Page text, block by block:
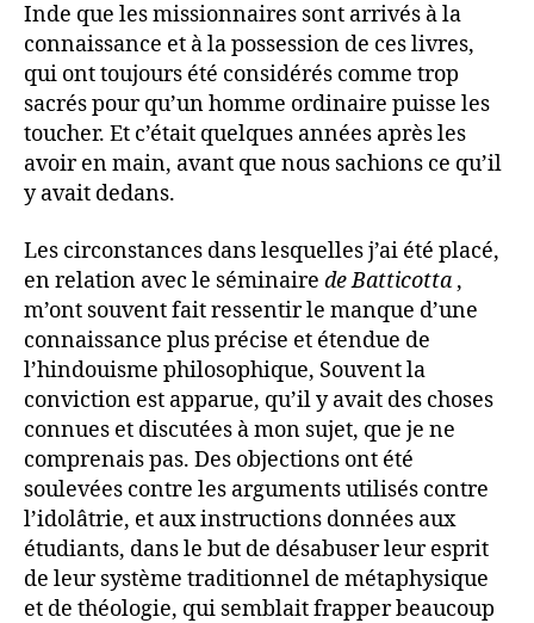
Inde que les missionnaires sont arrivés à la
connaissance et à la possession de ces livres,
qui ont toujours été considérés comme trop
sacrés pour qu’un homme ordinaire puisse les
toucher. Et c’était quelques années après les
avoir en main, avant que nous sachions ce qu’il
y avait dedans.
Les circonstances dans lesquelles j’ai été placé,
en relation avec le séminaire de Batticotta ,
m’ont souvent fait ressentir le manque d’une
connaissance plus précise et étendue de
l’hindouisme philosophique, Souvent la
conviction est apparue, qu’il y avait des choses
connues et discutées à mon sujet, que je ne
comprenais pas. Des objections ont été
soulevées contre les arguments utilisés contre
l’idolâtrie, et aux instructions données aux
étudiants, dans le but de désabuser leur esprit
de leur système traditionnel de métaphysique
et de théologie, qui semblait frapper beaucoup